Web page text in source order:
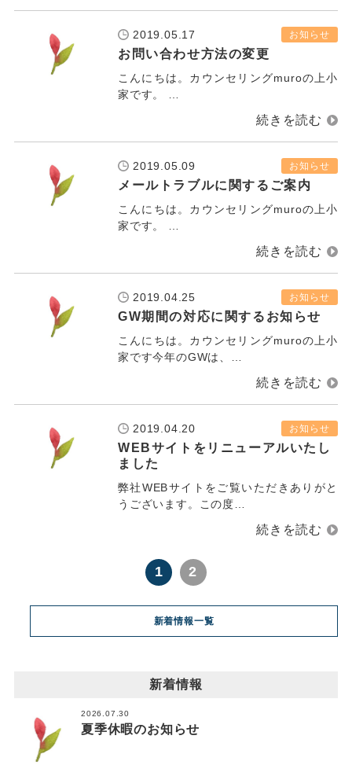
2019.05.17 お知らせ
お問い合わせ方法の変更
こんにちは。カウンセリングmuroの上小
家です。 …
2019.05.09 お知らせ
メールトラブルに関するご案内
こんにちは。カウンセリングmuroの上小
家です。 …
2019.04.25 お知らせ
GW期間の対応に関するお知らせ
こんにちは。カウンセリングmuroの上小
家です今年のGWは、…
2019.04.20 お知らせ
WEBサイトをリニューアルいたし
ました
弊社WEBサイトをご覧いただきありがと
うございます。この度…
1 2
新着情報一覧
新着情報
2026.07.30
夏季休暇のお知らせ